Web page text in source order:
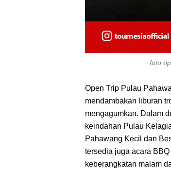
foto
Open Trip Pulau
mendambakan liburan
mengagumkan. Dalam
keindahan Pulau
Pahawang Kecil dan
tersedia juga acara
keberangkatan malam